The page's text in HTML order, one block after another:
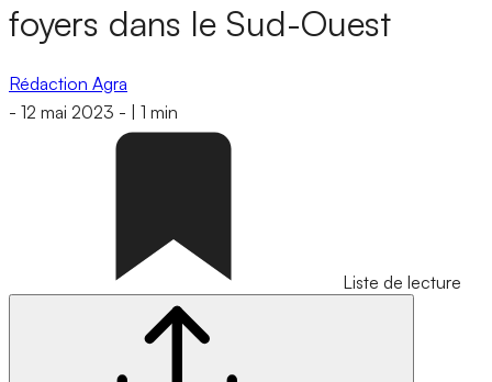
foyers dans le Sud-Ouest
Rédaction Agra
- 12 mai 2023 - 1 min
Liste de lecture